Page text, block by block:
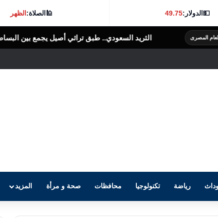
💵الدولار:49.75
🕌الصلاة:الظهر
السعودي.. طبق تراثي أصيل يجمع بين البساطة والنكهة الغنية الرأى العام
رياضة تكنولوجيا محافظات صحة و مرأة المزيد